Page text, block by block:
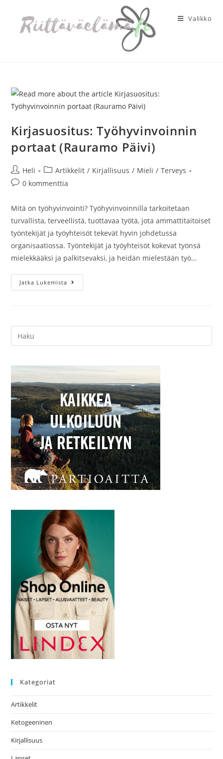
suoraan
sisältöön
Valikko
Kirjasuositus: Työhyvinvoinnin
portaat (Rauramo Päivi)
Artikkelin
kirjoittaja:
Heli
Artikkelin
kategoria:
Artikkelit / Kirjallisuus / Mieli / Terveys
Artikkelin
0 kommenttia
Mitä on työhyvinvointi? Työhyvinvoinnilla tarkoitetaan
turvallista, terveellistä, tuottavaa työtä, jota ammattitaitoiset
työntekijät ja työyhteisöt tekevät hyvin johdetussa
organisaatiossa. Työntekijät ja työyhteisöt kokevat työnsä
mielekkääksi ja palkitsevaksi, ja heidän mielestään työ…
Jatka Lukemista Kirjasuositus:
Työhyvinvoinnin
Search
this
Kategoriat
Artikkelit
Ketogeeninen
Kirjallisuus